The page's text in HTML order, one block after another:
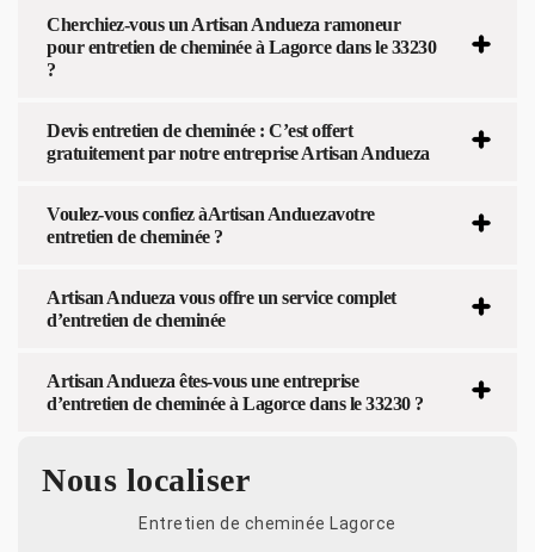
Cherchiez-vous un Artisan Andueza ramoneur
pour entretien de cheminée à Lagorce dans le 33230
?
Devis entretien de cheminée : C’est offert
gratuitement par notre entreprise Artisan Andueza
Voulez-vous confiez àArtisan Anduezavotre
entretien de cheminée ?
Artisan Andueza vous offre un service complet
d’entretien de cheminée
Artisan Andueza êtes-vous une entreprise
d’entretien de cheminée à Lagorce dans le 33230 ?
Nous localiser
Entretien de cheminée Lagorce